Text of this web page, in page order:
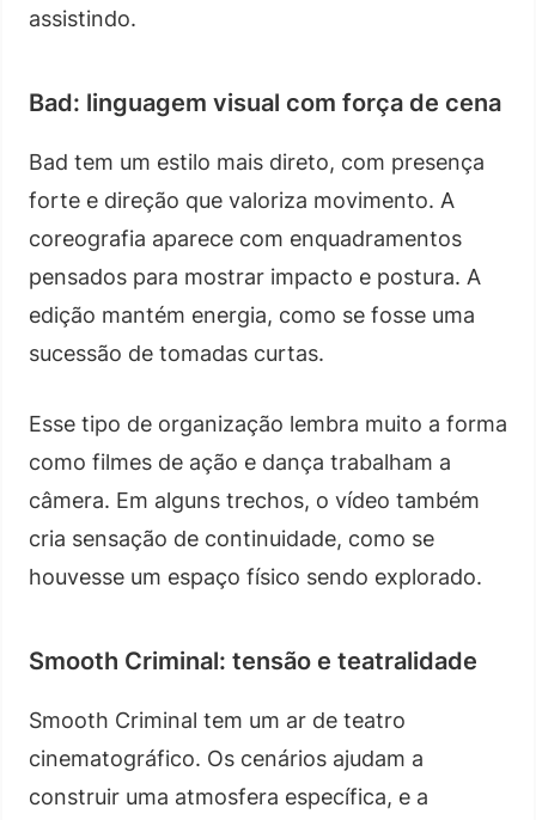
assistindo.
Bad: linguagem visual com força de cena
Bad tem um estilo mais direto, com presença
forte e direção que valoriza movimento. A
coreografia aparece com enquadramentos
pensados para mostrar impacto e postura. A
edição mantém energia, como se fosse uma
sucessão de tomadas curtas.
Esse tipo de organização lembra muito a forma
como filmes de ação e dança trabalham a
câmera. Em alguns trechos, o vídeo também
cria sensação de continuidade, como se
houvesse um espaço físico sendo explorado.
Smooth Criminal: tensão e teatralidade
Smooth Criminal tem um ar de teatro
cinematográfico. Os cenários ajudam a
construir uma atmosfera específica, e a